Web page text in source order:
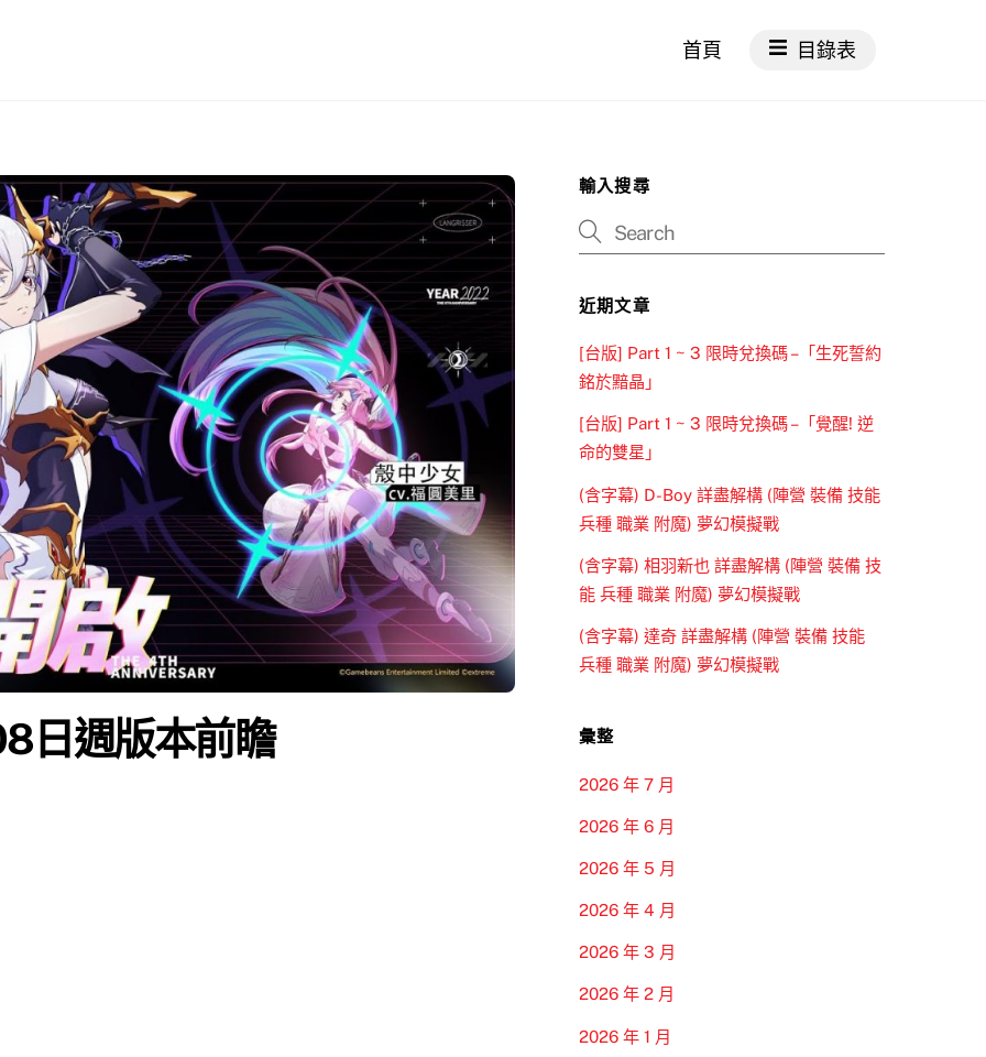
首頁 目錄表
日週版本前瞻
輸入搜尋
近期文章
[台版] Part 1 ~ 3 限時兌換碼 –「生死誓約
銘於黯晶」
[台版] Part 1 ~ 3 限時兌換碼 –「覺醒! 逆
命的雙星」
(含字幕) D-Boy 詳盡解構 (陣營 裝備 技能
兵種 職業 附魔) 夢幻模擬戰
(含字幕) 相羽新也 詳盡解構 (陣營 裝備 技
能 兵種 職業 附魔) 夢幻模擬戰
(含字幕) 達奇 詳盡解構 (陣營 裝備 技能
兵種 職業 附魔) 夢幻模擬戰
彙整
2026 年 7 月
2026 年 6 月
2026 年 5 月
2026 年 4 月
2026 年 3 月
2026 年 2 月
2026 年 1 月